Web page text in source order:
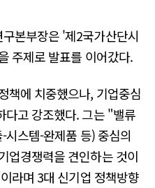
본부장은 '제2국가산단시
주제로 발표를 이어갔다.
책에 치중했으나, 기업중심
다고 강조했다. 그는 "밸류
스템-완제품 등) 중심의
업경쟁력을 견인하는 것이
라며 3대 신기업 정책방향